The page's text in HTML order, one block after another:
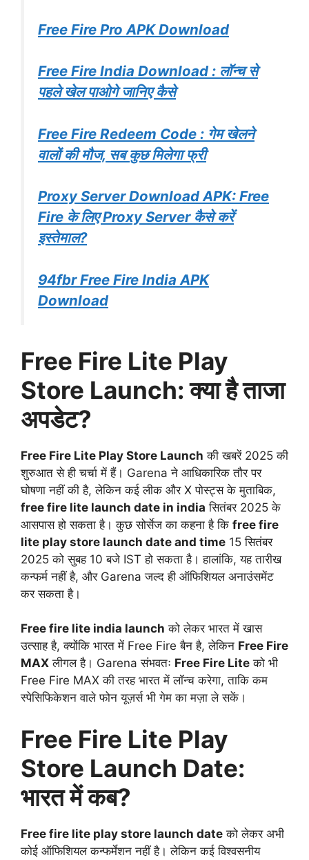
Free Fire Pro APK Download
Free Fire India Download : लॉन्च से
पहले खेल पाओगे जानिए कैसे
Free Fire Redeem Code : गेम खेलने
वालों की मौज, सब कुछ मिलेगा फ्री
Proxy Server Download APK: Free
Fire के लिए Proxy Server कैसे करें
इस्तेमाल?
94fbr Free Fire India APK
Download
Free Fire Lite Play
Store Launch: क्या है ताजा
अपडेट?
Free Fire Lite Play Store Launch की खबरें 2025 की
शुरुआत से ही चर्चा में हैं। Garena ने आधिकारिक तौर पर
घोषणा नहीं की है, लेकिन कई लीक और X पोस्ट्स के मुताबिक,
free fire lite launch date in india सितंबर 2025 के
आसपास हो सकता है। कुछ सोर्सेज का कहना है कि free fire
lite play store launch date and time 15 सितंबर
2025 को सुबह 10 बजे IST हो सकता है। हालांकि, यह तारीख
कन्फर्म नहीं है, और Garena जल्द ही ऑफिशियल अनाउंसमेंट
कर सकता है।
Free fire lite india launch को लेकर भारत में खास
उत्साह है, क्योंकि भारत में Free Fire बैन है, लेकिन Free Fire
MAX लीगल है। Garena संभवतः Free Fire Lite को भी
Free Fire MAX की तरह भारत में लॉन्च करेगा, ताकि कम
स्पेसिफिकेशन वाले फोन यूज़र्स भी गेम का मज़ा ले सकें।
Free Fire Lite Play
Store Launch Date:
भारत में कब?
Free fire lite play store launch date को लेकर अभी
कोई ऑफिशियल कन्फर्मेशन नहीं है। लेकिन कई विश्वसनीय